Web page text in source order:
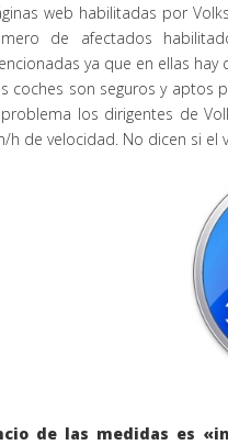
web habilitadas por
de afectados
ya que en ellas
coches son seguros y aptos
los dirigentes de
h de velocidad. No dicen si el
de las medidas es